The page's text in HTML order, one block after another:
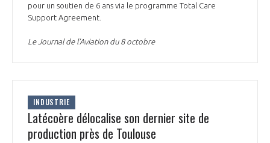
pour un soutien de 6 ans via le programme Total Care
Support Agreement.
Le Journal de l’Aviation du 8 octobre
INDUSTRIE
Latécoère délocalise son dernier site de
production près de Toulouse